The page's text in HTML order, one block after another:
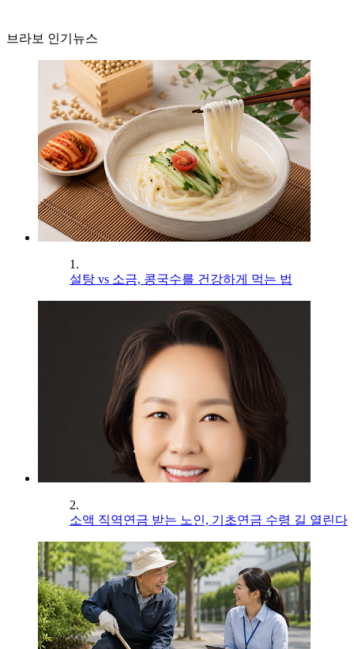
브라보 인기뉴스
1.
설탕 vs 소금, 콩국수를 건강하게 먹는 법
2.
소액 직역연금 받는 노인, 기초연금 수령 길 열린다